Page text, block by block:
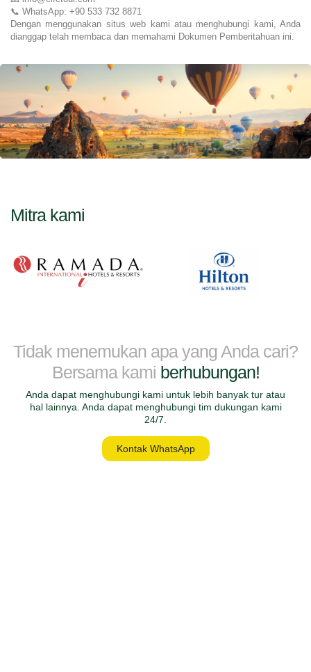
📞 WhatsApp: +90 533 732 8871
Dengan menggunakan situs web kami atau menghubungi kami, Anda
dianggap telah membaca dan memahami Dokumen Pemberitahuan ini.
Mitra kami
Tidak menemukan apa yang Anda cari?
Bersama kami berhubungan!
Anda dapat menghubungi kami untuk lebih banyak tur atau
hal lainnya. Anda dapat menghubungi tim dukungan kami
24/7.
Kontak WhatsApp